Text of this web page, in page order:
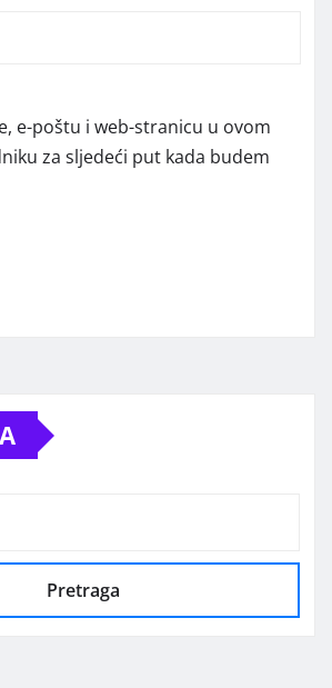
e-poštu i web-stranicu u ovom
za sljedeći put kada budem
Pretraga